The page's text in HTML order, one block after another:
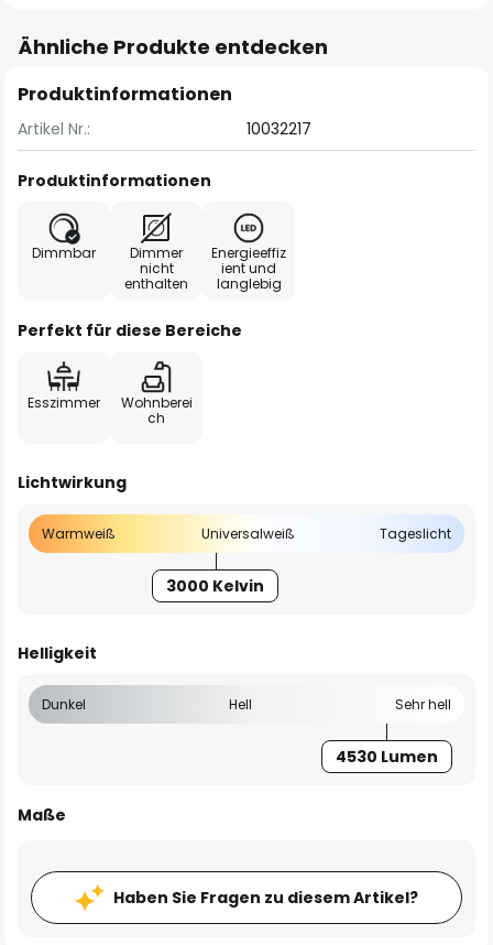
Ähnliche Produkte entdecken
Produktinformationen
Artikel Nr.: 10032217
Produktinformationen
Dimmbar
Dimmer
nicht
enthalten
Energieeffiz
ient und
langlebig
Perfekt für diese Bereiche
Esszimmer
Wohnberei
ch
Lichtwirkung
Warmweiß Universalweiß Tageslicht
3000 Kelvin
Helligkeit
Dunkel Hell Sehr hell
4530 Lumen
Maße
Haben Sie Fragen zu diesem Artikel?